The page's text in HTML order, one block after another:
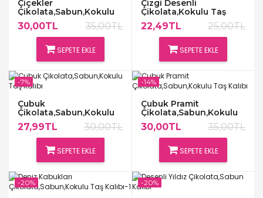
Çiçekler
Çikolata,Sabun,Kokulu
Taş Kalıbı
30,00TL 35,00TL
SEPETE EKLE
Çizgi Desenli
Çikolata,Kokulu Taş
Kalıbı
22,49TL 25,00TL
SEPETE EKLE
Çubuk
Çikolata,Sabun,Kokulu
Taş Kalıbı
27,99TL 30,00TL
SEPETE EKLE
-7%
Çubuk Pramit
Çikolata,Sabun,Kokulu
Taş Kalıbı
30,00TL 35,00TL
SEPETE EKLE
-14%
-20% -20%